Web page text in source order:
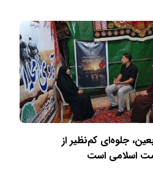
جلوه‌ای کم‌نظیر از
اسلامی است